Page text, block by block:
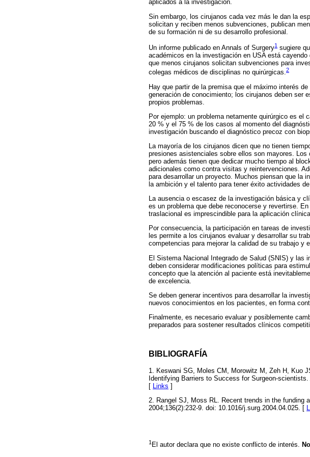
aplicados a la investigación.
Sin embargo, los cirujanos cada vez más le dan la
solicitan y reciben menos subvenciones, publican
de su formación ni de su desarrollo profesional.
Un informe publicado en Annals of Surgery1 sugiere
académicos en la investigación en USA está
que menos cirujanos solicitan subvenciones para
colegas médicos de disciplinas no quirúrgicas.2
Hay que partir de la premisa que el máximo interés
generación de conocimiento; los cirujanos deben ser
propios problemas.
Por ejemplo: un problema netamente quirúrgico es el
20 % y el 75 % de los casos al momento del
investigación buscando el diagnóstico precoz con
La mayoría de los cirujanos dicen que no tienen
presiones asistenciales sobre ellos son mayores.
pero además tienen que dedicar mucho tiempo al
adicionales como contra visitas y reintervenciones.
para desarrollar un proyecto. Muchos piensan que la
la ambición y el talento para tener éxito actividades
La ausencia o escasez de la investigación básica y
es un problema que debe reconocerse y revertirse.
traslacional es imprescindible para la aplicación
Por consecuencia, la participación en tareas de
les permite a los cirujanos evaluar y desarrollar su
competencias para mejorar la calidad de su trabajo y
El Sistema Nacional Integrado de Salud (SNIS) y las
deben considerar modificaciones políticas para
concepto que la atención al paciente está
de excelencia.
Se deben generar incentivos para desarrollar la
nuevos conocimientos en los pacientes, en forma
Finalmente, es necesario evaluar y posiblemente
preparados para sostener resultados clínicos
BIBLIOGRAFÍA
1. Keswani SG, Moles CM, Morowitz M, Zeh H, Kuo
Identifying Barriers to Success for Surgeon-
[ Links ]
2. Rangel SJ, Moss RL. Recent trends in the funding
2004;136(2):232-9. doi: 10.1016/j.surg.2004.04.025. [
1 El autor declara que no existe conflicto de interés.